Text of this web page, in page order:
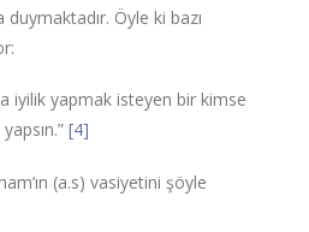
Öyle ki bazı
iyilik yapmak isteyen bir kimse
[4]
(a.s) vasiyetini şöyle